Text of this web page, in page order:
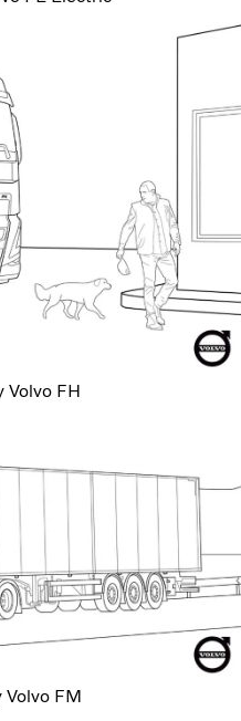
Volvo FH
Volvo FM